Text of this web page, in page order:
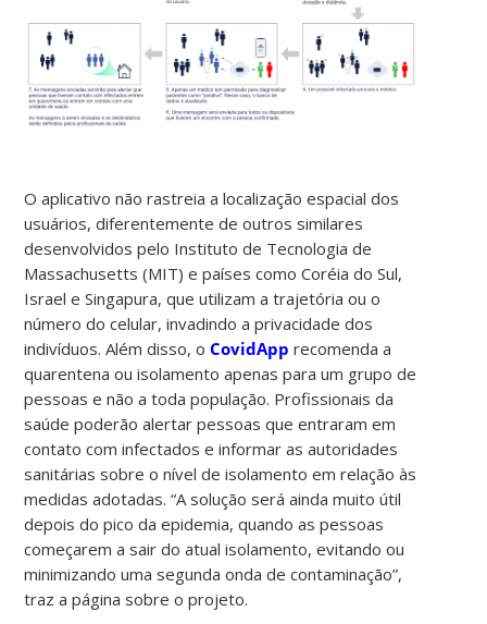
O aplicativo não rastreia a localização espacial dos
usuários, diferentemente de outros similares
desenvolvidos pelo Instituto de Tecnologia de
Massachusetts (MIT) e países como Coréia do Sul,
Israel e Singapura, que utilizam a trajetória ou o
número do celular, invadindo a privacidade dos
indivíduos. Além disso, oCovidApp recomenda a
quarentena ou isolamento apenas para um grupo de
pessoas e não a toda população. Profissionais da
saúde poderão alertar pessoas que entraram em
contato com infectados e informar as autoridades
sanitárias sobre o nível de isolamento em relação às
medidas adotadas. “A solução será ainda muito útil
depois do pico da epidemia, quando as pessoas
começarem a sair do atual isolamento, evitando ou
minimizando uma segunda onda de contaminação”,
traz a página sobre o projeto.